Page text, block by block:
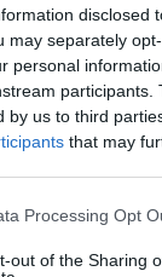
disclosed
may separately
personal
by us to third
that may
this website/app
visit or usage
Processing Opt
out of the Sharing
- ΛΙΟΛΙΟΥ